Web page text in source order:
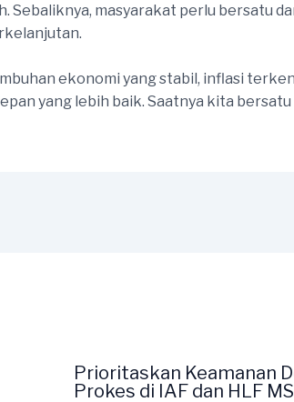
masyarakat perlu bersatu
ekonomi yang stabil, inflasi
yang lebih baik. Saatnya kita
Prioritaskan Keamanan
Prokes di IAF dan HLF